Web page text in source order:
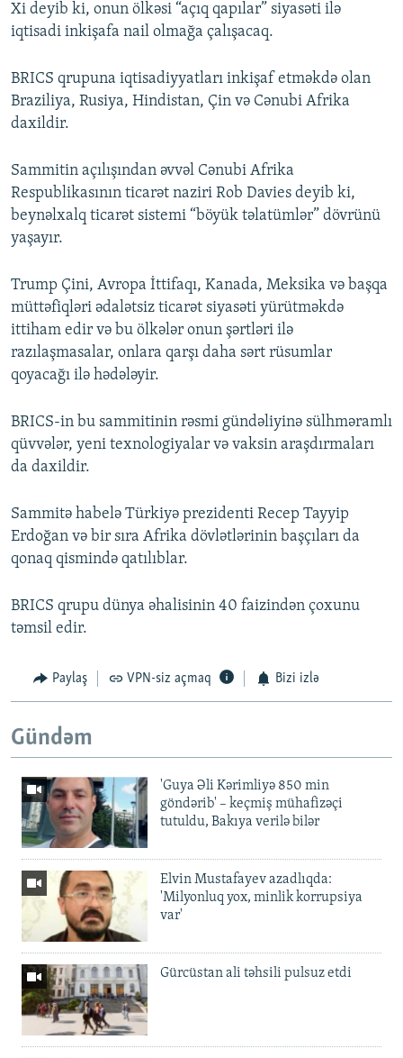
Xi deyib ki, onun ölkəsi “açıq qapılar” siyasəti ilə
iqtisadi inkişafa nail olmağa çalışacaq.
BRICS qrupuna iqtisadiyyatları inkişaf etməkdə olan
Braziliya, Rusiya, Hindistan, Çin və Cənubi Afrika
daxildir.
Sammitin açılışından əvvəl Cənubi Afrika
Respublikasının ticarət naziri Rob Davies deyib ki,
beynəlxalq ticarət sistemi “böyük təlatümlər” dövrünü
yaşayır.
Trump Çini, Avropa İttifaqı, Kanada, Meksika və başqa
müttəfiqləri ədalətsiz ticarət siyasəti yürütməkdə
ittiham edir və bu ölkələr onun şərtləri ilə
razılaşmasalar, onlara qarşı daha sərt rüsumlar
qoyacağı ilə hədələyir.
BRICS-in bu sammitinin rəsmi gündəliyinə sülhməramlı
qüvvələr, yeni texnologiyalar və vaksin araşdırmaları
da daxildir.
Sammitə habelə Türkiyə prezidenti Recep Tayyip
Erdoğan və bir sıra Afrika dövlətlərinin başçıları da
qonaq qismində qatılıblar.
BRICS qrupu dünya əhalisinin 40 faizindən çoxunu
təmsil edir.
Paylaş VPN-siz açmaq Bizi izlə
Gündəm
'Guya Əli Kərimliyə 850 min
göndərib' – keçmiş mühafizəçi
tutuldu, Bakıya verilə bilər
Elvin Mustafayev azadlıqda:
'Milyonluq yox, minlik korrupsiya
var'
Gürcüstan ali təhsili pulsuz etdi